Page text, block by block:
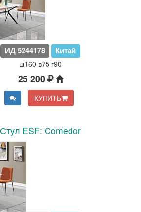
ИД 5244178 Китай
ш160 в75 г90
25 200
КУПИТЬ
Стул ESF: Comedor